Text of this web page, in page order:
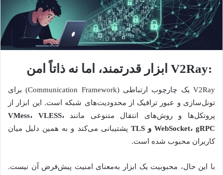
:V2Ray ابزار قدرتمند، اما نه ذاتاً امن
V2Ray یک چارچوب ارتباطی (Communication Framework) برای
تونل‌سازی و عبور ترافیک از محدودیت‌های شبکه است. این ابزار از
پروتکل‌ها و روش‌های انتقال متنوعی مانند
VMess، VLESS،
WebSocket،gRPC و TLS
پشتیبانی می‌کند و به همین دلیل میان
کاربران محبوب شده است.
با این حال، محبوبیت یک ابزار به‌معنای امنیت پیش‌فرض آن نیست.